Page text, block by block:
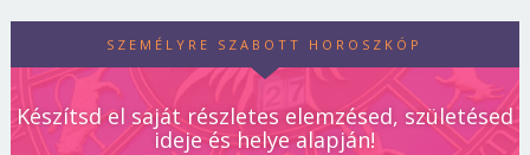
SZEMÉLYRE SZABOTT HOROSZKÓP
Készítsd el saját részletes elemzésed, születésed
ideje és helye alapján!